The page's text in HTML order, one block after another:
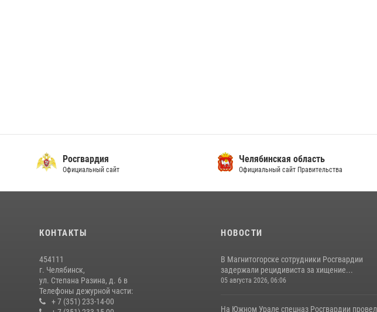
Росгвардия
Официальный сайт
Челябинская область
Официальный сайт Правительства
КОНТАКТЫ
454111
г. Челябинск,
ул. Степана Разина, д. 6 в
Телефоны дежурной части:
+ 7 (351) 233-14-00
НОВОСТИ
В Магнитогорске сотрудники Росгвардии
задержали рецидивиста за хищение...
05 августа 2026, 06:06
На Южном Урале спецназ Росгвардии провел